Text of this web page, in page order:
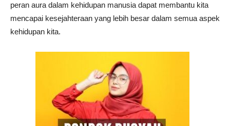
peran aura dalam kehidupan manusia dapat membantu kita
mencapai kesejahteraan yang lebih besar dalam semua aspek
kehidupan kita.